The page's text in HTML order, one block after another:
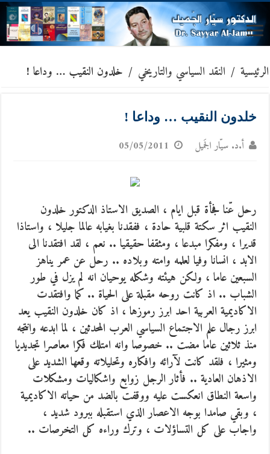
الرئيسية / النقد السياسي والتاريخي / خلدون النقيب … وداعا !
خلدون النقيب … وداعا !
أ.د. سيّار الجَميل 05/05/2011
رحل عّنا فجأة قبل ايام ، الصديق الاستاذ الدكتور خلدون
النقيب اثر سكتة قلبية حادة ، ففقدنا بغيابه عالما جليلا ، واستاذا
قديرا ، ومفكرا مبدعا ، ومثقفا حقيقيا .. نعم ، لقد افتقدنا الى
الابد ، انسانا وفيا لعلمه وامته وبلاده .. رحل عن عمر يناهز
السبعين عاما ، ولكن هيئته وشكله يوحيان انه لم يزل في طور
الشباب .. اذ كانت روحه مقبلة على الحياة .. كما وافتقدت
الاكاديمية العربية احد ابرز رموزها ، اذ كان خلدون النقيب يعد
ابرز رجال علم الاجتماع السياسي العرب المحدثين ، لما ابدعه وانتجه
منذ ثلاثين عاما مضت .. خصوصا وانه امتلك فكرا معاصرا تجديديا
ومثيرا ، فلقد كانت لآرائه وافكاره وتحليلاته وقعها الشديد على
الاذهان العادية .. فأثار الرجل زوابع واشكاليات ومشكلات
واسعة النطاق انعكست عليه ووقفت بالضد من حياته الاكاديمية
، وبقي صامدا بوجه الاعصار الذي استقبله ببرود شديد ،
واجاب على كل التساؤلات ، وترك وراءه كل التخرصات ..